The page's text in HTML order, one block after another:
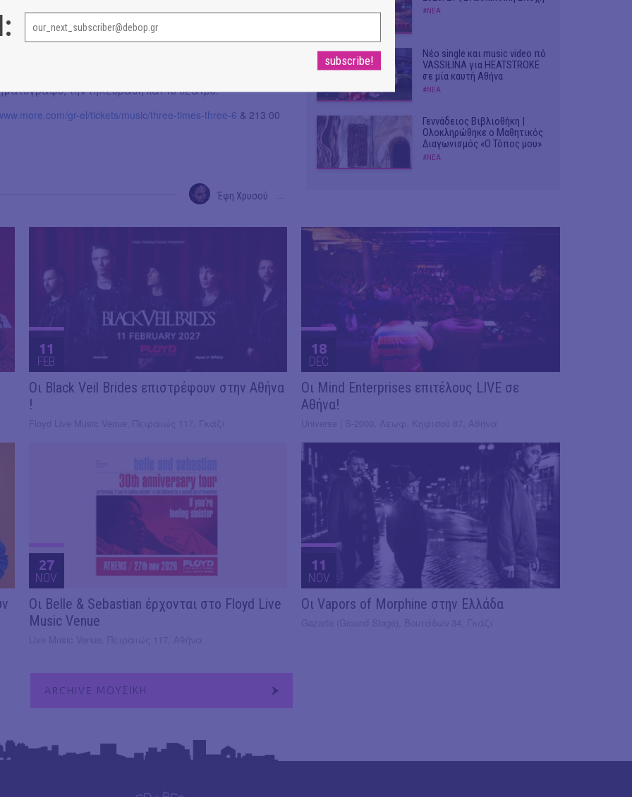
και τη λειτουργία της σύγχρονης ηλεκτρονικής
την τηλεόραση και το θέατρο.
gr-el/tickets/music/three-times-three-6 & 213 00
Έφη Χρυσού
#ΝΕΑ
Νέο single και music video πό
VASSIŁINA για HEATSTROKE
σε μία καυτή Αθήνα
#ΝΕΑ
Γεννάδειος Βιβλιοθήκη |
Ολοκληρώθηκε ο Μαθητικός
Διαγωνισμός «Ο Τόπος μου»
#ΝΕΑ
11
FEB
Οι Black Veil Brides επιστρέφουν στην Αθήνα
!
18
DEC
Οι Mind Enterprises επιτέλους LIVE σε
Αθήνα!
27
NOV
Οι Belle & Sebastian έρχονται στο Floyd Live
Music Venue
11
NOV
Οι Vapors of Morphine στην Ελλάδα
ARCHIVE ΜΟΥΣΙΚΗ